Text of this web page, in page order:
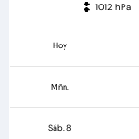
1012 hPa
Hoy
Mñn.
Sáb. 8